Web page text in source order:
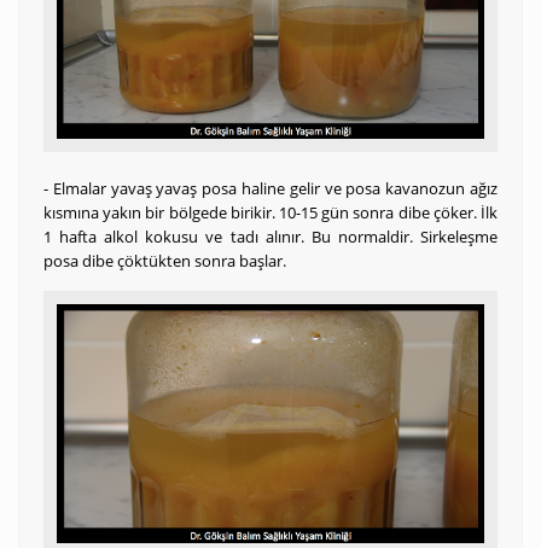
- Elmalar yavaş yavaş posa haline gelir ve posa kavanozun ağız
kısmına yakın bir bölgede birikir. 10-15 gün sonra dibe çöker. İlk
1 hafta alkol kokusu ve tadı alınır. Bu normaldir. Sirkeleşme
posa dibe çöktükten sonra başlar.